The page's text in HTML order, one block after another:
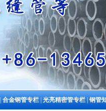
合金钢管专栏|光亮精密管专栏|钢管